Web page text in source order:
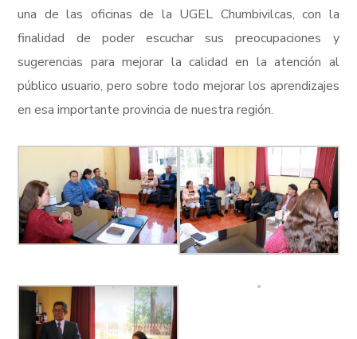
una de las oficinas de la UGEL Chumbivilcas, con la
finalidad de poder escuchar sus preocupaciones y
sugerencias para mejorar la calidad en la atención al
público usuario, pero sobre todo mejorar los aprendizajes
en esa importante provincia de nuestra región.